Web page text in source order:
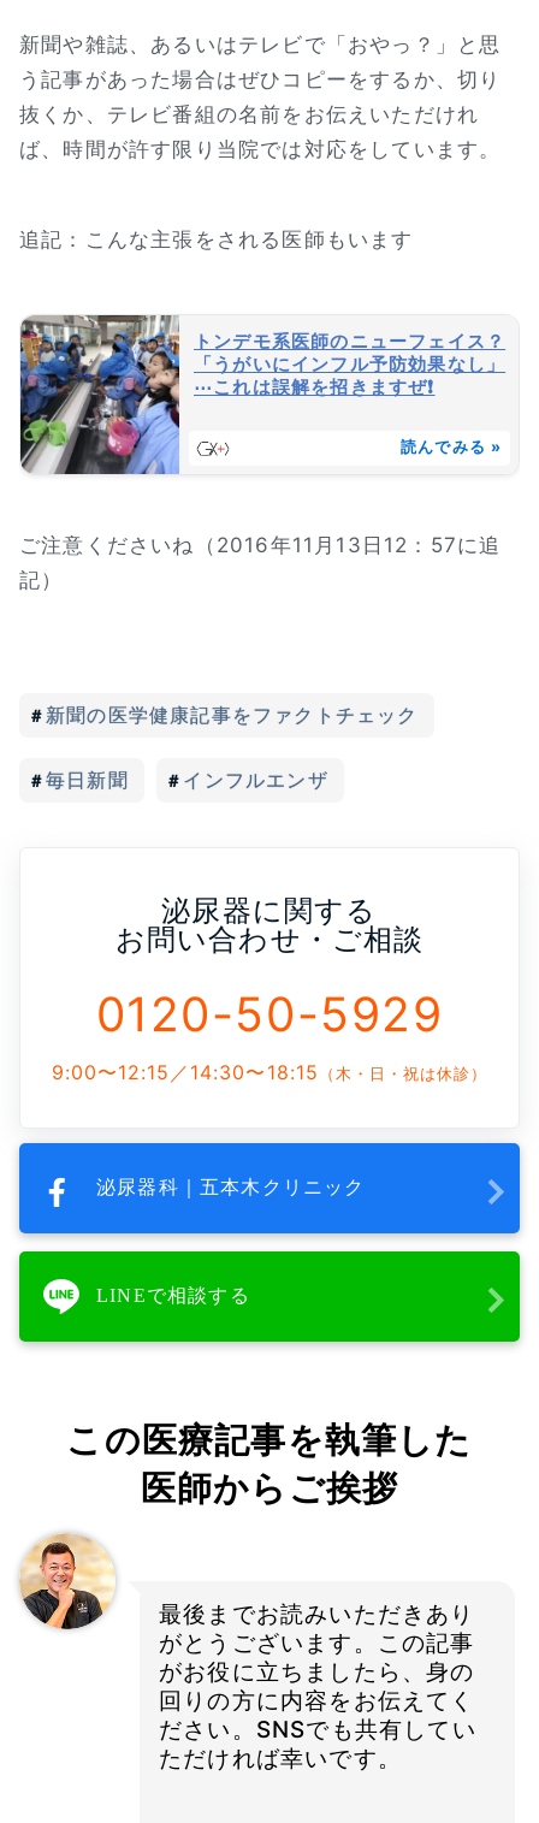
新聞や雑誌、あるいはテレビで「おやっ？」と思
う記事があった場合はぜひコピーをするか、切り
抜くか、テレビ番組の名前をお伝えいただけれ
ば、時間が許す限り当院では対応をしています。
追記：こんな主張をされる医師もいます
トンデモ系医師のニューフェイス？
「うがいにインフル予防効果なし」
⋯これは誤解を招きますぜ❗
読んでみる »
ご注意くださいね（2016年11月13日12：57に追
記）
新聞の医学健康記事をファクトチェック
毎日新聞 インフルエンザ
泌尿器に関する
お問い合わせ・ご相談
0120-50-5929
9:00〜12:15／14:30〜18:15 （木・日・祝は休診）
泌尿器科｜五本木クリニック
LINEで相談する
この医療記事を執筆した
医師からご挨拶
最後までお読みいただきあり
がとうございます。この記事
がお役に立ちましたら、身の
回りの方に内容をお伝えてく
ださい。SNSでも共有してい
ただければ幸いです。